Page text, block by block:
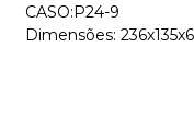
CASO:P24-9
Dimensões: